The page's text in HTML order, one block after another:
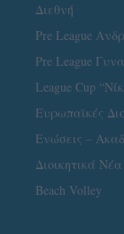
Διεθνή
Pre League
Pre League
League Cup
Ευρωπαϊκές
Ενώσεις –
Διοικητικά Νέα
Beach Volley